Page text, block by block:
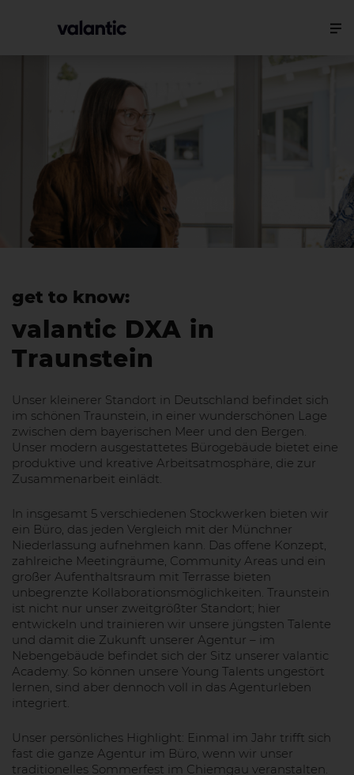
get to know:
valantic DXA in
Traunstein
Unser kleinerer Standort in Deutschland befindet sich
im schönen Traunstein, in einer wunderschönen Lage
zwischen dem bayerischen Meer und den Bergen.
Unser modern ausgestattetes Bürogebäude bietet eine
produktive und kreative Arbeitsatmosphäre, die zur
Zusammenarbeit einlädt.
In insgesamt 5 verschiedenen Stockwerken bieten wir
ein Büro, das jeden Vergleich mit der Münchner
Niederlassung aufnehmen kann. Das offene Konzept,
zahlreiche Meetingräume, Community Areas und ein
großer Aufenthaltsraum mit Terrasse bieten
unbegrenzte Kollaborationsmöglichkeiten. Traunstein
ist nicht nur unser zweitgrößter Standort; hier
entwickeln und trainieren wir unsere jüngsten Talente
und damit die Zukunft unserer Agentur – im
Nebengebäude befindet sich der Sitz unserer valantic
Academy. So können unsere Young Talents ungestört
lernen, sind aber dennoch voll in das Agenturleben
integriert.
Unser persönliches Highlight: Einmal im Jahr trifft sich
fast die ganze Agentur im Büro, wenn wir unser
traditionelles Sommerfest im Chiemgau veranstalten.